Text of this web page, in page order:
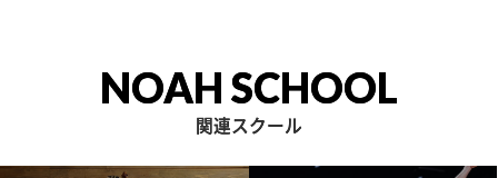
NOAH SCHOOL
関連スクール